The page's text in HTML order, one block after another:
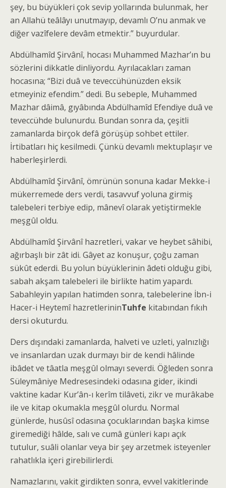
şey, bu büyükleri çok sevip yollarında bulunmak, her
an Allahü teâlâyı unutmayıp, devamlı O’nu anmak ve
diğer vazîfelere devâm etmektir.” buyurdular.
Abdülhamîd Şirvânî, hocası Muhammed Mazhar’ın bu
sözlerini dikkatle dinliyordu. Ayrılacakları zaman
hocasına; “Bizi duâ ve teveccühünüzden eksik
etmeyiniz efendim.” dedi. Bu sebeple, Muhammed
Mazhar dâimâ, gıyâbında Abdülhamîd Efendiye duâ ve
teveccühde bulunurdu. Bundan sonra da, çeşitli
zamanlarda birçok defâ görüşüp sohbet ettiler.
İrtibatları hiç kesilmedi. Çünkü devamlı mektuplaşır ve
haberleşirlerdi.
Abdülhamîd Şirvânî, ömrünün sonuna kadar Mekke-i
mükerremede ders verdi, tasavvuf yoluna girmiş
talebeleri terbiye edip, mânevî olarak yetiştirmekle
meşgûl oldu.
Abdülhamîd Şirvânî hazretleri, vakar ve heybet sâhibi,
ağırbaşlı bir zât idi. Gâyet az konuşur, çoğu zaman
sükût ederdi. Bu yolun büyüklerinin âdeti olduğu gibi,
sabah akşam talebeleri ile birlikte hatim yapardı.
Sabahleyin yapılan hatimden sonra, talebelerine İbn-i
Hacer-i Heytemî hazretlerininTuhfe kitabından fıkıh
dersi okuturdu.
Ders dışındaki zamanlarda, halveti ve uzleti, yalnızlığı
ve insanlardan uzak durmayı bir de kendi hâlinde
ibâdet ve tâatla meşgûl olmayı severdi. Öğleden sonra
Süleymâniye Medresesindeki odasına gider, ikindi
vaktine kadar Kur’ân-ı kerîm tilâveti, zikr ve murâkabe
ile ve kitap okumakla meşgûl olurdu. Normal
günlerde, husûsî odasına çocuklarından başka kimse
giremediği hâlde, salı ve cumâ günleri kapı açık
tutulur, suâli olanlar veya bir şey arzetmek isteyenler
rahatlıkla içeri girebilirlerdi.
Namazlarını, vakit girdikten sonra, evvel vakitlerinde